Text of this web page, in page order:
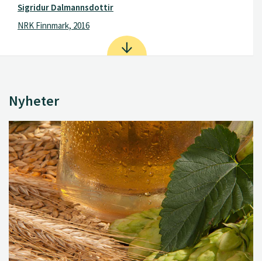
Sigridur Dalmannsdottir
NRK Finnmark, 2016
Nyheter